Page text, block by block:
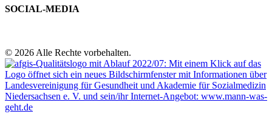
SOCIAL-MEDIA
© 2026 Alle Rechte vorbehalten.